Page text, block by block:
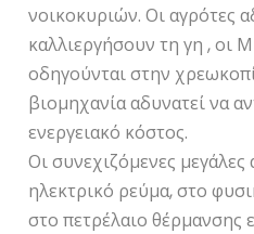
νοικοκυριών. Οι αγρότες
καλλιεργήσουν τη γη , οι
οδηγούνται στην
βιομηχανία αδυνατεί να
ενεργειακό κόστος.
Οι συνεχιζόμενες μεγάλες
ηλεκτρικό ρεύμα, στο
στο πετρέλαιο θέρμανσης